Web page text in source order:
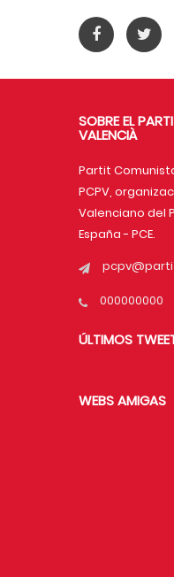
SOBRE EL
VALENCIÀ
Partit
PCPV,
Valenciano del
España - PCE.
000000000
ÚLTIMOS
WEBS AMIGAS